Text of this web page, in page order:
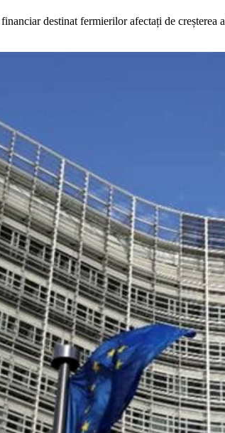
destinat fermierilor afectați de